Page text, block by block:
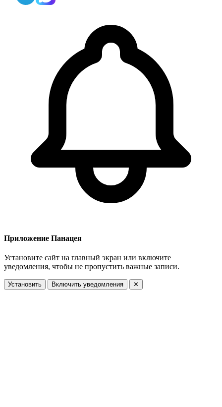
Приложение Панацея
Установите сайт на главный экран или включите
уведомления, чтобы не пропустить важные записи.
Установить Включить уведомления ✕